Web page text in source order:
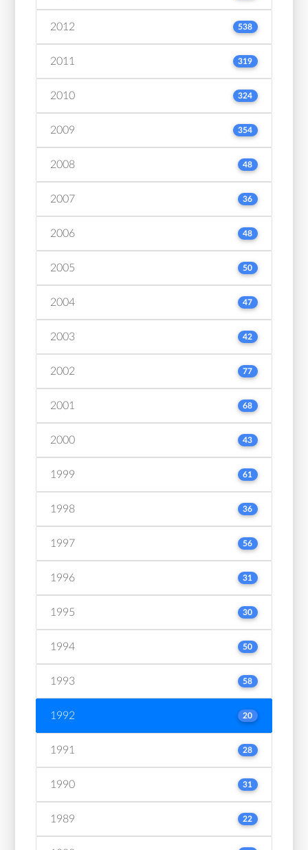
2012 538
2011 319
2010 324
2009 354
2008 48
2007 36
2006 48
2005 50
2004 47
2003 42
2002 77
2001 68
2000 43
1999 61
1998 36
1997 56
1996 31
1995 30
1994 50
1993 58
1992 20
1991 28
1990 31
1989 22